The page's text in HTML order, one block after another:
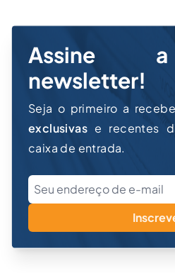
Assine
newsletter!
Seja o primeiro a
exclusivas e recentes
caixa de entrada.